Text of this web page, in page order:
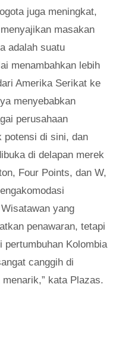
juga meningkat,
masakan
adalah suatu
menambahkan lebih
Amerika Serikat ke
menyebabkan
perusahaan
potensi di sini, dan
di delapan merek
Four Points, dan W,
yang
penawaran, tetapi
pertumbuhan Kolombia
canggih di
kata Plazas.